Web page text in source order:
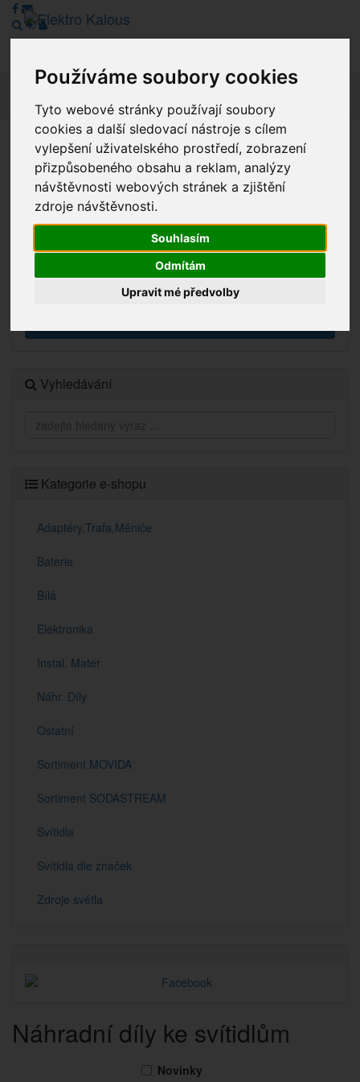
Používáme soubory cookies
Tyto webové stránky používají soubory
cookies a další sledovací nástroje s cílem
vylepšení uživatelského prostředí, zobrazení
přizpůsobeného obsahu a reklam, analýzy
návštěvnosti webových stránek a zjištění
zdroje návštěvnosti.
Souhlasím
Odmítám
Upravit mé předvolby
Vážení zákazníci, v tuto chvíli je Náš internetový obchod v
režimu Katalogu. Objednávky on-line nyní nelze vyřídit.
Děkujeme za pochopení.
Výprodej
Vyhledávání
Kategorie e-shopu
Adaptéry,Trafa,Měniče
Baterie
Bílá
Elektronika
Instal. Mater
Náhr. Díly
Ostatní
Sortiment MOVIDA
Sortiment SODASTREAM
Svítidla
Svítidla dle značek
Zdroje světla
Náhradní díly ke svítidlům
Novinky